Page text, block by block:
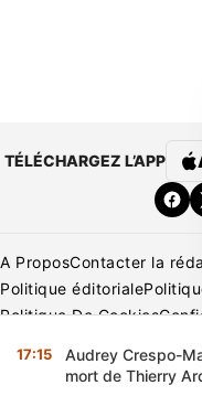
TÉLÉCHARGEZ L’APP
A ProposContacter la
Politique éditoriale
Politique De Cookies
Copyright © 2026
17:15
Audrey Crespo-
mort de Thierry